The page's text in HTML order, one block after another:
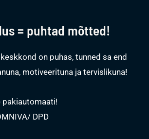
= puhtad mõtted!
on puhas, tunned sa end
motiveerituna ja tervislikuna!
pakiautomaati!
DPD